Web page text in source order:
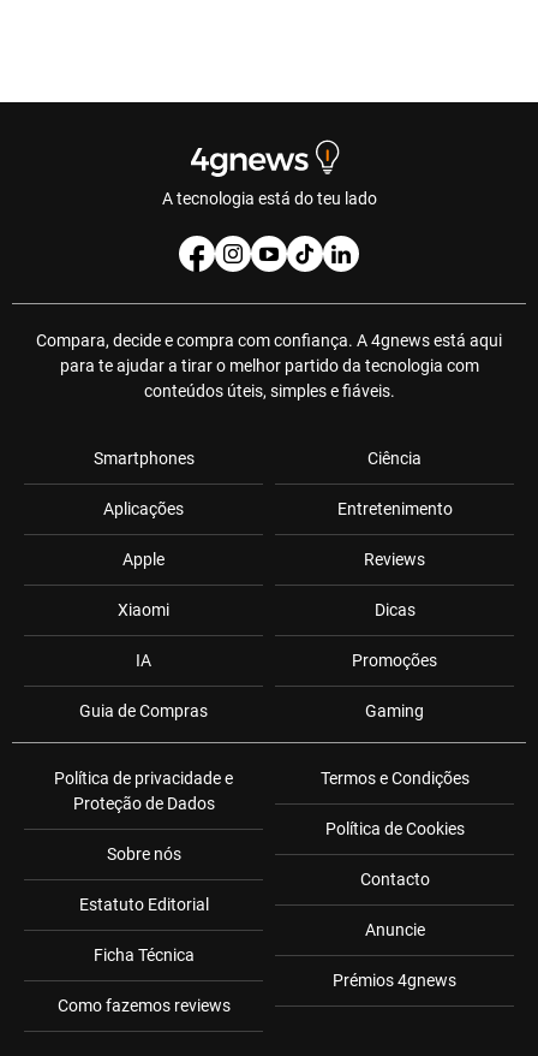
A tecnologia está do teu lado
Compara, decide e compra com confiança. A 4gnews está aqui
para te ajudar a tirar o melhor partido da tecnologia com
conteúdos úteis, simples e fiáveis.
Smartphones
Aplicações
Apple
Xiaomi
IA
Guia de Compras
Ciência
Entretenimento
Reviews
Dicas
Promoções
Gaming
Política de privacidade e
Proteção de Dados
Sobre nós
Estatuto Editorial
Ficha Técnica
Como fazemos reviews
Termos e Condições
Política de Cookies
Contacto
Anuncie
Prémios 4gnews